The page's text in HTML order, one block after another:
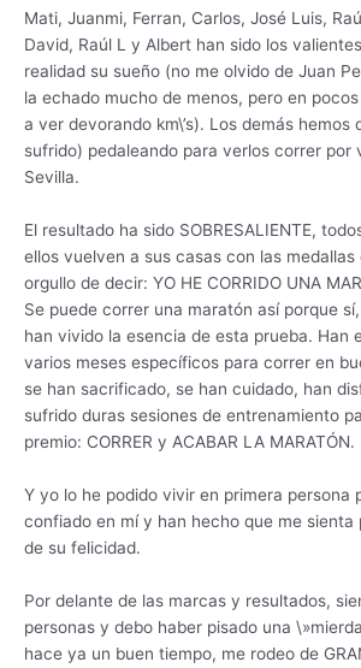
Mati, Juanmi, Ferran, Carlos, José Luis,
David, Raúl L y Albert han sido los
realidad su sueño (no me olvido de Juan
la echado mucho de menos, pero en
a ver devorando km\’s). Los demás hemos
sufrido) pedaleando para verlos correr por
Sevilla.
El resultado ha sido SOBRESALIENTE,
ellos vuelven a sus casas con las
orgullo de decir: YO HE CORRIDO UNA
Se puede correr una maratón así porque
han vivido la esencia de esta prueba. Han
varios meses específicos para correr en
se han sacrificado, se han cuidado, han
sufrido duras sesiones de entrenamiento
premio: CORRER y ACABAR LA MARATÓN.
Y yo lo he podido vivir en primera persona
confiado en mí y han hecho que me sienta
de su felicidad.
Por delante de las marcas y resultados,
personas y debo haber pisado una
hace ya un buen tiempo, me rodeo de